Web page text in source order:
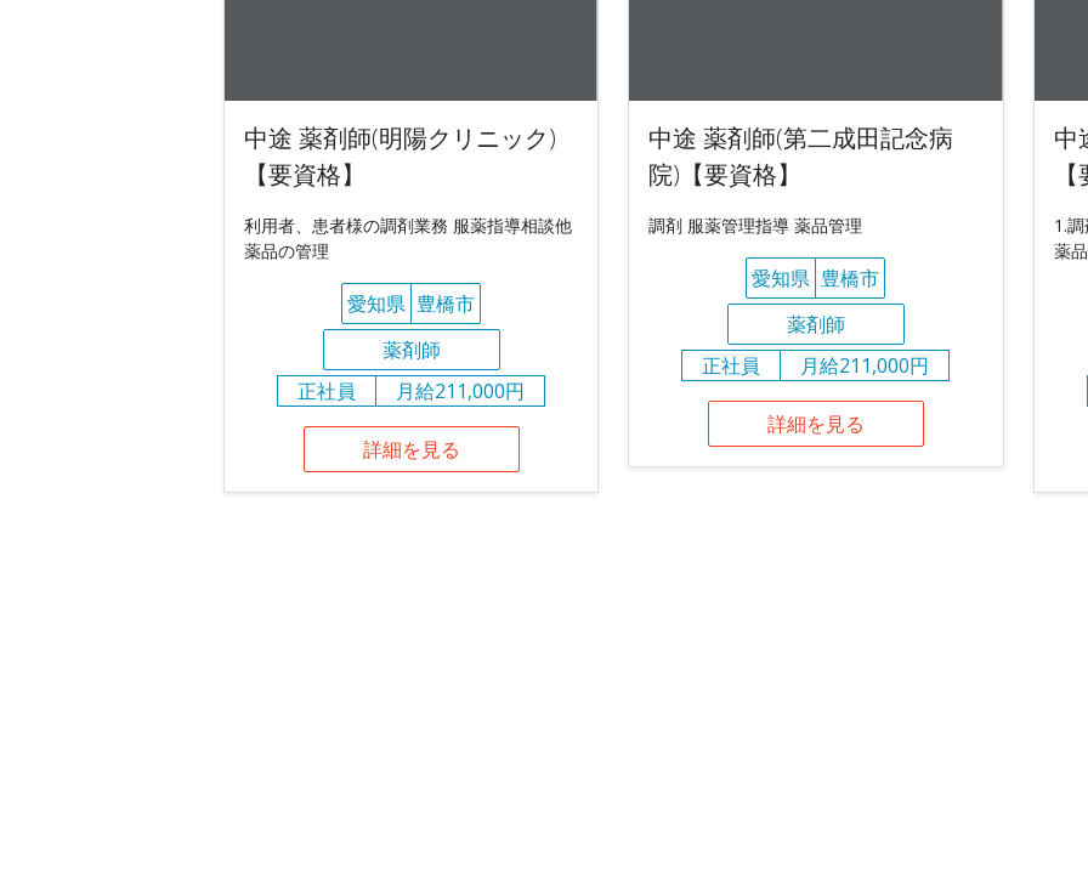
中途 薬剤師(明陽クリニック)
【要資格】
利用者、患者様の調剤業務 服薬指導相談他
薬品の管理
愛知県 豊橋市
薬剤師
正社員
月給211,000円
詳細を見る
中途 薬剤師(第二成田記念病
院)【要資格】
調剤 服薬管理指導 薬品管理
愛知県 豊橋市
薬剤師
正社員
月給211,000円
詳細を見る
中
1.
薬